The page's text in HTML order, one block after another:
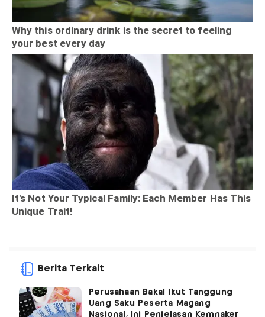
Berita Terkait
Perusahaan Bakal Ikut Tanggung
Uang Saku Peserta Magang
Nasional, Ini Penjelasan Kemnaker